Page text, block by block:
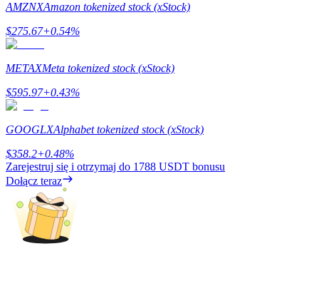
Launchpool
tokenach
AMZNXAmazon tokenized stock (xStock)
$275.67+0.54%
METAXMeta tokenized stock (xStock)
$595.97+0.43%
GOOGLXAlphabet tokenized stock (xStock)
$358.2+0.48%
Zarejestruj się i otrzymaj do 1788 USDT bonusu
Dołącz teraz